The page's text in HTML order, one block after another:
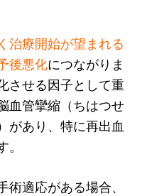
治療開始が望まれる
後悪化につながりま
させる因子として重
血管攣縮（ちはつせ
があり、特に再出血
術適応がある場合、